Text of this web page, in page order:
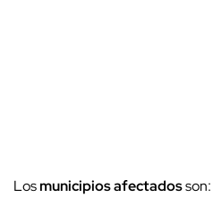
Losmunicipios afectadosson: